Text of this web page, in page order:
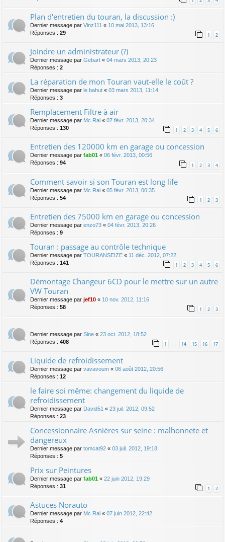
Plan d'entretien du touran, la discussion :)
Dernier message par Vinz111 « 10 mai 2013, 13:16
Réponses : 29 1 2
Joindre un administrateur (?)
Dernier message par Gebart « 04 mars 2013, 20:23
Réponses : 2
La réparation de mon Touran vaut-elle le coût ?
Dernier message par le bahut « 03 mars 2013, 11:14
Réponses : 3
Remplacement Filtre à air
Dernier message par Mc Rai « 07 févr. 2013, 20:34
Réponses : 130 1 2 3 4 5 6
Entretien des 120000 km en garage ou concession
Dernier message par fab01 « 06 févr. 2013, 00:56
Réponses : 94 1 2 3 4
Comment savoir si son Touran est long life
Dernier message par Mc Rai « 05 févr. 2013, 00:35
Réponses : 54 1 2 3
Entretien des 75000 km en garage ou concession
Dernier message par enzo73 « 04 févr. 2013, 20:26
Réponses : 9
Touran : passage au contrôle technique
Dernier message par TOURANSEIZE « 11 déc. 2012, 07:22
Réponses : 141 1 2 3 4 5 6
Démontage Changeur 6CD pour le mettre sur un autre
VW Touran
Dernier message par jef10 « 10 nov. 2012, 11:16
Réponses : 58 1 2 3
Dernier message par Sine « 23 oct. 2012, 18:52
Réponses : 408 1 14 15 16 17
Liquide de refroidissement
Dernier message par vavavoum « 06 août 2012, 20:56
Réponses : 12
le faire soi même: changement du liquide de
refroidissement
Dernier message par David51 « 23 juil. 2012, 09:52
Réponses : 23
Concessionnaire Asnières sur seine : malhonnete et
dangereux
Dernier message par tomcat92 « 03 juil. 2012, 19:18
Réponses : 5
Prix sur Peintures
Dernier message par fab01 « 22 juin 2012, 19:29
Réponses : 31 1 2
Astuces Norauto
Dernier message par Mc Rai « 07 juin 2012, 22:42
Réponses : 4